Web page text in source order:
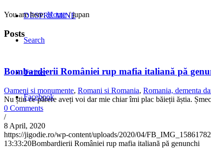
DESPRE MINE
Search
Twitter
Facebook
You are here: Home / jupan
Posts
Bombardierii României rup mafia italiană pă
Oameni si monumente, Romani si Romania, Romania, dementa
Nu știu ce părere aveți voi dar mie chiar îmi plac băieții ăștia.
0 Comments
/
8 April, 2020
https://jigodie.ro/wp-content/uploads/2020/04/
13:33:20Bombardierii României rup mafia italiană pă genunchi